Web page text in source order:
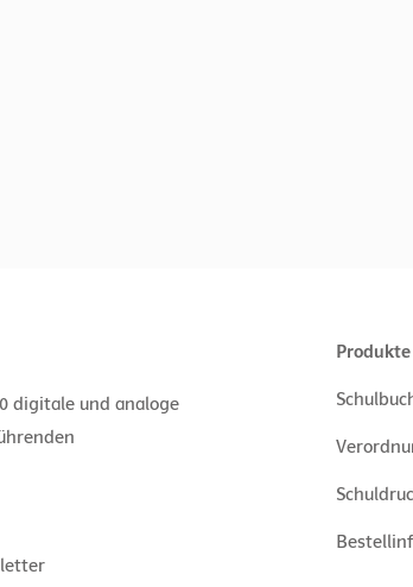
digitale und analoge
Produkte